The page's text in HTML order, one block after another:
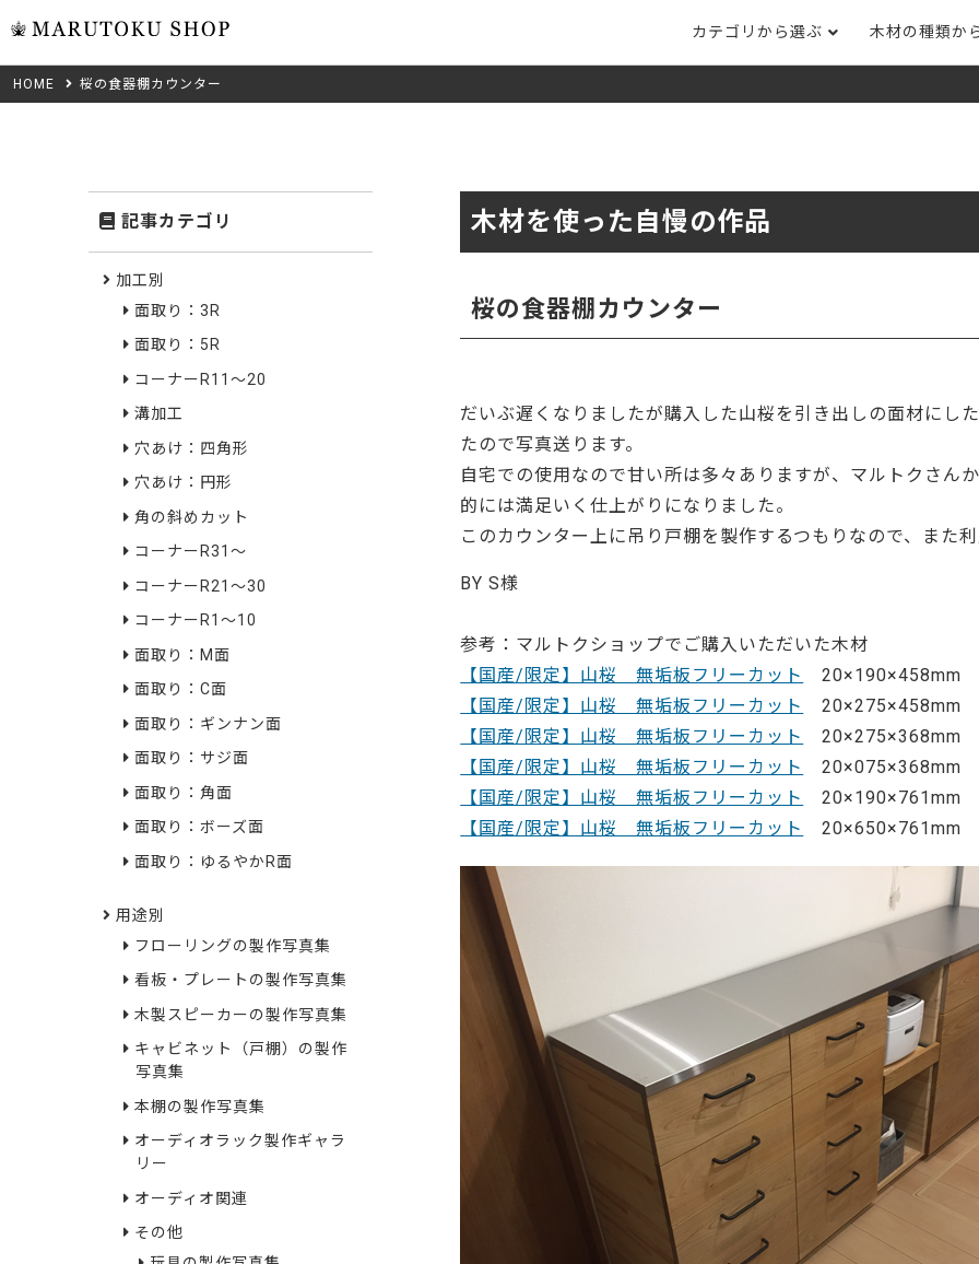
カテゴリから選ぶ
Category
カテゴリから選ぶ
集成材フリーカット
複数種類の注文
床材
無垢一枚板
木材の種類か
Wood Type
木材の種類から選ぶ
カバ桜・バーチ
成材のみ）
クルミ 栗 レッドオーク
ピーラー（米松） サペリ
赤ラワン(レッド
低圧メラミン（心材：パ
ーティクルボード)
HOME 桜の食器棚カウンター
木材を使った自慢の作品
桜の食器棚カウンター
だいぶ遅くなりましたが購入した山桜を引き出しの面材にし
たので写真送ります。
自宅での使用なので甘い所は多々ありますが、マルトクさん
的には満足いく仕上がりになりました。
このカウンター上に吊り戸棚を製作するつもりなので、また
BY S様
参考：マルトクショップでご購入いただいた木材
【国産/限定】山桜 無垢板フリーカット
20×190×458mm
【国産/限定】山桜 無垢板フリーカット
20×275×458mm
【国産/限定】山桜 無垢板フリーカット
20×275×368mm
【国産/限定】山桜 無垢板フリーカット
20×075×368mm
【国産/限定】山桜 無垢板フリーカット
20×190×761mm
【国産/限定】山桜 無垢板フリーカット
20×650×761mm
記事カテゴリ
加工別
面取り：3R
面取り：5R
コーナーR11～20
溝加工
穴あけ：四角形
穴あけ：円形
角の斜めカット
コーナーR31～
コーナーR21～30
コーナーR1～10
面取り：M面
面取り：C面
面取り：ギンナン面
面取り：サジ面
面取り：角面
面取り：ボーズ面
面取り：ゆるやかR面
用途別
フローリングの製作写真集
看板・プレートの製作写真集
木製スピーカーの製作写真集
キャビネット（戸棚）の製作
写真集
本棚の製作写真集
オーディオラック製作ギャラ
リー
オーディオ関連
その他